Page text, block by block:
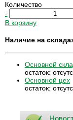
Количество
-
В корзину
Наличие на
Основной
остаток:
Основной цех
остаток: